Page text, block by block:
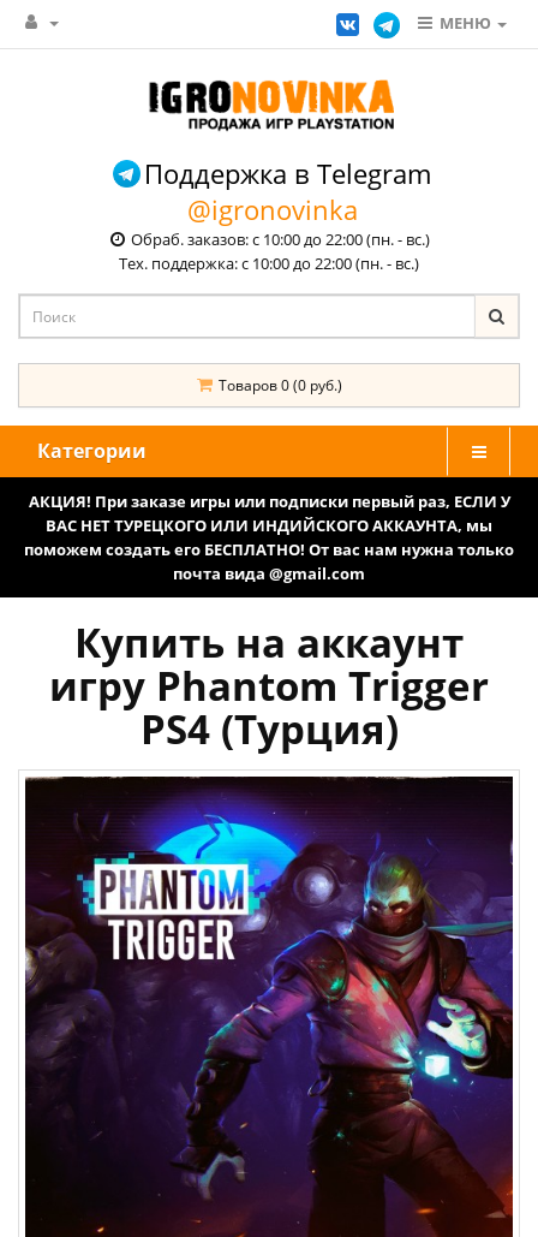
МЕНЮ
Поддержка в Telegram
@igronovinka
Обраб. заказов: с 10:00 до 22:00 (пн. - вс.)
Тех. поддержка: с 10:00 до 22:00 (пн. - вс.)
Товаров 0 (0 руб.)
Категории
АКЦИЯ! При заказе игры или подписки первый раз, ЕСЛИ У
ВАС НЕТ ТУРЕЦКОГО ИЛИ ИНДИЙСКОГО АККАУНТА, мы
поможем создать его БЕСПЛАТНО! От вас нам нужна только
почта вида @gmail.com
Купить на аккаунт
игру Phantom Trigger
PS4 (Турция)